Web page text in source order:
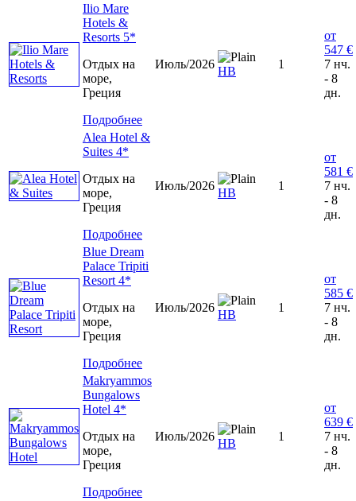
Ilio Mare
Hotels &
Resorts 5*
Отдых на
море,
Греция
Подробнее
Июль/2026
HB
1
от
547 €
7 нч.
- 8
дн.
Alea Hotel &
Suites 4*
Отдых на
море,
Греция
Подробнее
Июль/2026
НВ
1
от
581 €
7 нч.
- 8
дн.
Blue Dream
Palace Tripiti
Resort 4*
Отдых на
море,
Греция
Подробнее
Июль/2026
HB
1
от
585 €
7 нч.
- 8
дн.
Makryammos
Bungalows
Hotel 4*
Отдых на
море,
Греция
Подробнее
Июль/2026
HB
1
от
639 €
7 нч.
- 8
дн.